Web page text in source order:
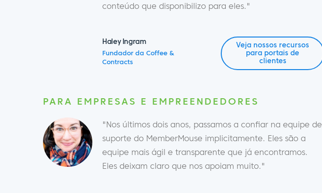
conteúdo que disponibilizo para eles."
Haley Ingram
Fundador da Coffee &
Contracts
Veja nossos recursos
para portais de
clientes
PARA EMPRESAS E EMPREENDEDORES
"Nos últimos dois anos, passamos a confiar na equipe de
suporte do MemberMouse implicitamente. Eles são a
equipe mais ágil e transparente que já encontramos.
Eles deixam claro que nos apoiam muito."